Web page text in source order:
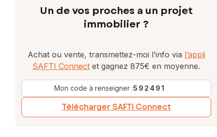
Un de vos proches a un projet
immobilier ?
Achat ou vente, transmettez-moi l’info via l’appli
SAFTI Connect et gagnez 875€ en moyenne.
Mon code à renseigner :592491
Télécharger SAFTI Connect